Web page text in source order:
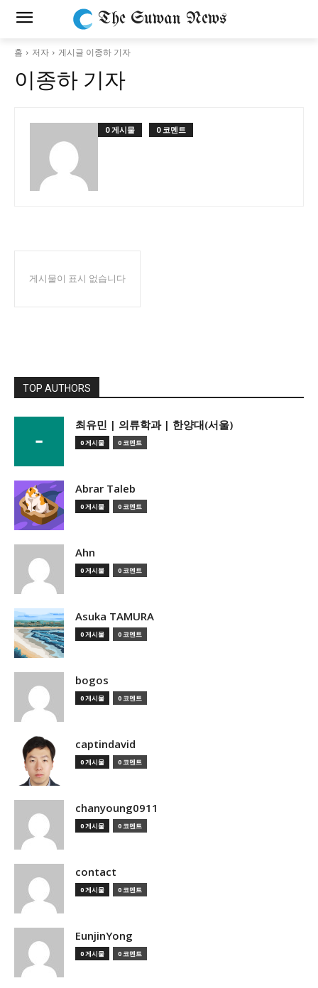
The Suwan News
홈 저자 게시글 이종하 기자
이종하 기자
0 게시물 0 코멘트
게시물이 표시 없습니다
TOP AUTHORS
­최유민 | 의류학과 | 한양대(서울)
0 게시물 0 코멘트
Abrar Taleb
0 게시물 0 코멘트
Ahn
0 게시물 0 코멘트
Asuka TAMURA
0 게시물 0 코멘트
bogos
0 게시물 0 코멘트
captindavid
0 게시물 0 코멘트
chanyoung0911
0 게시물 0 코멘트
contact
0 게시물 0 코멘트
EunjinYong
0 게시물 0 코멘트